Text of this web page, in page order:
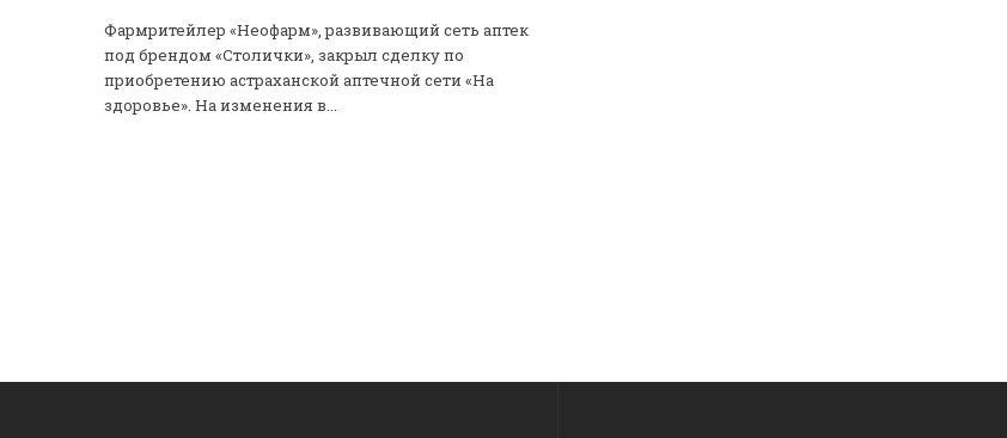
Фармритейлер «Неофарм», развивающий сеть аптек
под брендом «Столички», закрыл сделку по
приобретению астраханской аптечной сети «На
здоровье». На изменения в...